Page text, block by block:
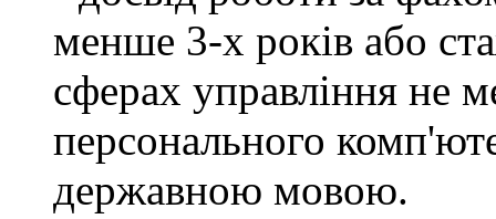
менше 3-х років або
сферах управління не
персонального
державною мовою.